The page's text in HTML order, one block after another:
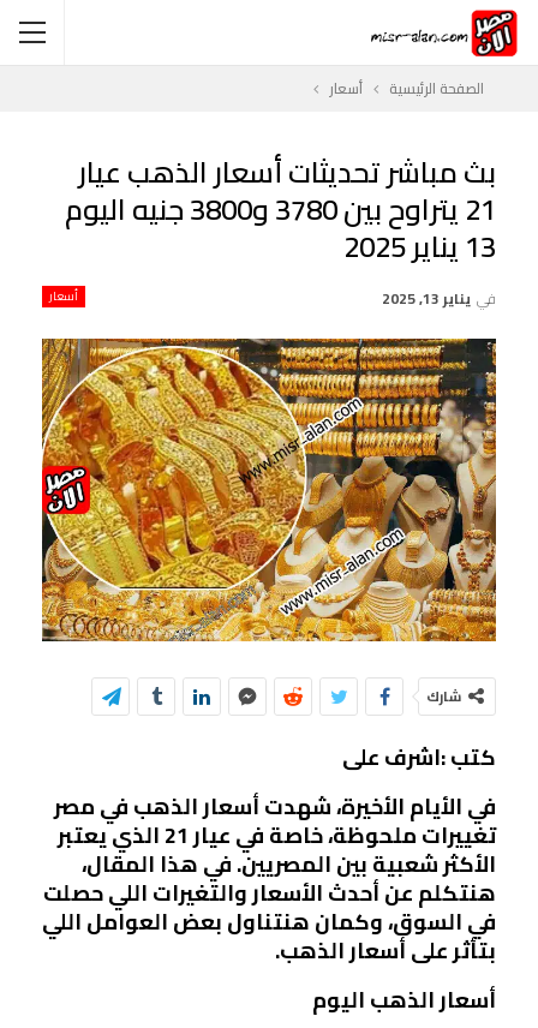
الصفحة الرئيسية أسعار
بث مباشر تحديثات أسعار الذهب عيار
21 يتراوح بين 3780 و3800 جنيه اليوم
13 يناير 2025
أسعار في يناير 13, 2025
شارك
كتب :اشرف على
في الأيام الأخيرة، شهدت أسعار الذهب في مصر
تغييرات ملحوظة، خاصة في عيار 21 الذي يعتبر
الأكثر شعبية بين المصريين. في هذا المقال،
هنتكلم عن أحدث الأسعار والتغيرات اللي حصلت
في السوق، وكمان هنتناول بعض العوامل اللي
بتأثر على أسعار الذهب.
أسعار الذهب اليوم